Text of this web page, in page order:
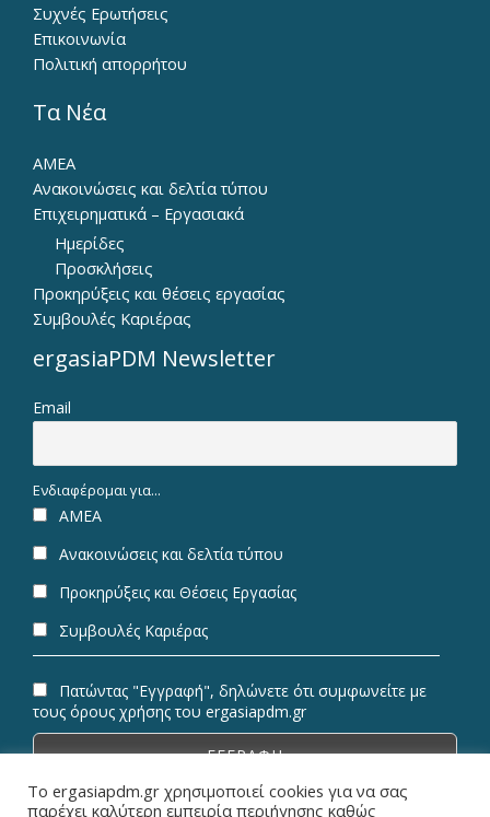
Συχνές Ερωτήσεις
Επικοινωνία
Πολιτική απορρήτου
Τα Νέα
ΑΜΕΑ
Ανακοινώσεις και δελτία τύπου
Επιχειρηματικά – Εργασιακά
Ημερίδες
Προσκλήσεις
Προκηρύξεις και θέσεις εργασίας
Συμβουλές Καριέρας
ergasiaPDM Newsletter
Email
Ενδιαφέρομαι για...
ΑΜΕΑ
Ανακοινώσεις και δελτία τύπου
Προκηρύξεις και Θέσεις Εργασίας
Συμβουλές Καριέρας
Πατώντας "Εγγραφή", δηλώνετε ότι συμφωνείτε με
τους όρους χρήσης του ergasiapdm.gr
Το ergasiapdm.gr χρησιμοποιεί cookies για να σας
παρέχει καλύτερη εμπειρία περιήγησης καθώς